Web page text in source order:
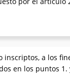
inscriptos, a los
en los puntos 1.